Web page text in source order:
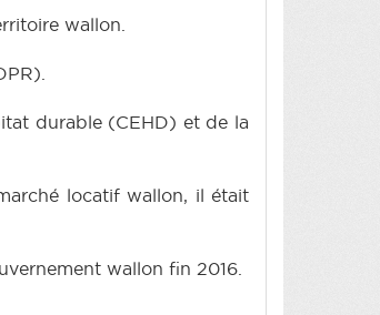
wallon.
durable (CEHD) et de la
locatif wallon, il était
wallon fin 2016.